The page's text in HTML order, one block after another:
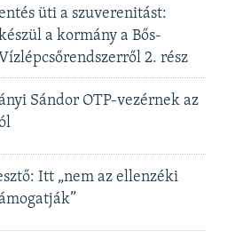
üti a szuverenitást:
a kormány a Bős-
2. rész
Sándor OTP-vezérnek az
Itt „nem az ellenzéki